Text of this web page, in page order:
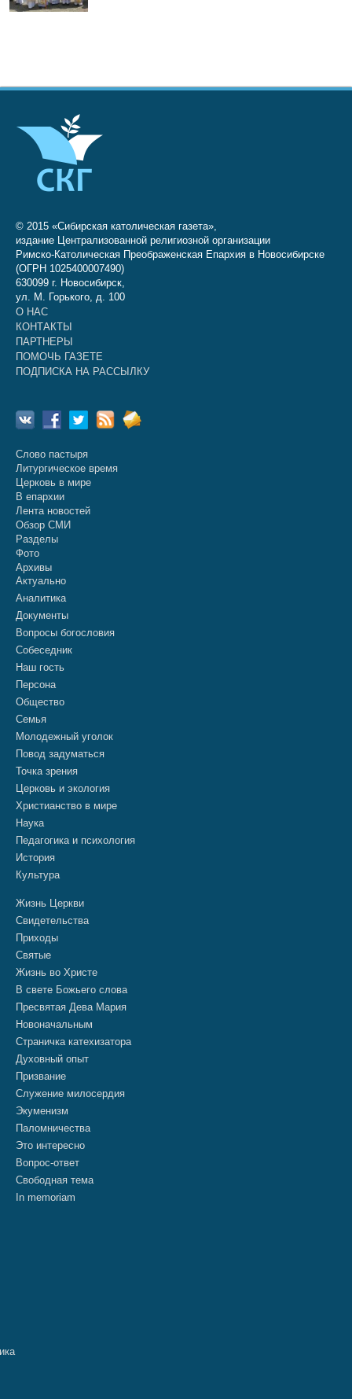
© 2015 «Сибирская католическая газета»,
издание Централизованной религиозной организации
Римско-Католическая Преображенская Епархия в Новосибирске
(ОГРН 1025400007490)
630099 г. Новосибирск,
ул. М. Горького, д. 100
О НАС
КОНТАКТЫ
ПАРТНЕРЫ
ПОМОЧЬ ГАЗЕТЕ
ПОДПИСКА НА РАССЫЛКУ
Слово пастыря
Литургическое время
Церковь в мире
В епархии
Лента новостей
Обзор СМИ
Разделы
Фото
Архивы
Актуально
Аналитика
Документы
Вопросы богословия
Собеседник
Наш гость
Персона
Общество
Семья
Молодежный уголок
Повод задуматься
Точка зрения
Церковь и экология
Христианство в мире
Наука
Педагогика и психология
История
Культура
Жизнь Церкви
Свидетельства
Приходы
Святые
Жизнь во Христе
В свете Божьего слова
Пресвятая Дева Мария
Новоначальным
Страничка катехизатора
Духовный опыт
Призвание
Служение милосердия
Экуменизм
Паломничества
Это интересно
Вопрос-ответ
Свободная тема
In memoriam